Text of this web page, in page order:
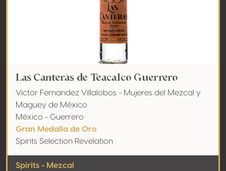
Las Canteras de Teacalco Guerrero
Victor Fernandez Villalobos - Mujeres del Mezcal y
Maguey de México
México - Guerrero
Gran Medalla de Oro
Spirits Selection Revelation
Spirits - Mezcal